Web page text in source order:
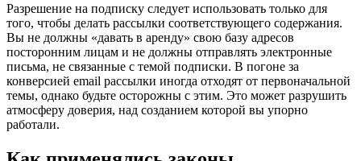
Разрешение на подписку следует использовать только для
того, чтобы делать рассылки соответствующего содержания.
Вы не должны «давать в аренду» свою базу адресов
посторонним лицам и не должны отправлять электронные
письма, не связанные с темой подписки. В погоне за
конверсией email рассылки иногда отходят от первоначальной
темы, однако будьте осторожны с этим. Это может разрушить
атмосферу доверия, над созданием которой вы упорно
работали.